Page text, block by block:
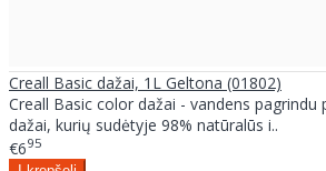
Creall Basic dažai, 1L Geltona (01802)
Creall Basic color dažai - vandens pagrindu
dažai, kurių sudėtyje 98% natūralūs i..
€695